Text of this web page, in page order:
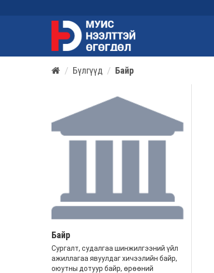
Бүлгүүд Байр
Байр
Сургалт, судалгаа шинжилгээний үйл
ажиллагаа явуулдаг хичээлийн байр,
оюутны дотуур байр, өрөөний